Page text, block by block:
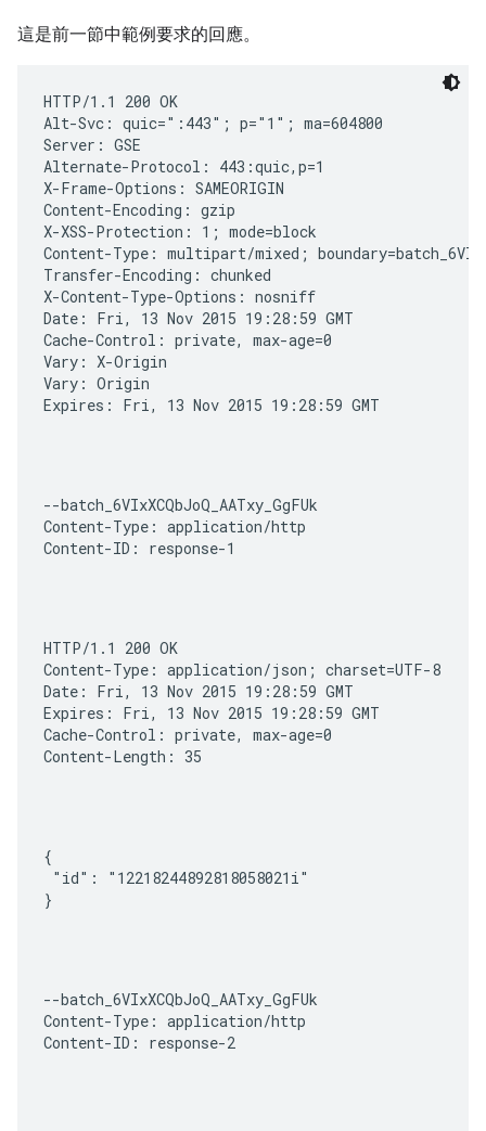
這是前一節中範例要求的回應。
HTTP/1.1 200 OK
Alt-Svc: quic=":443"; p="1"; ma=604800
Server: GSE
Alternate-Protocol: 443:quic,p=1
X-Frame-Options: SAMEORIGIN
Content-Encoding: gzip
X-XSS-Protection: 1; mode=block
Content-Type: multipart/mixed;
Transfer-Encoding: chunked
X-Content-Type-Options: nosniff
Date: Fri, 13 Nov 2015 19:28:59 GMT
Cache-Control: private, max-age=0
Vary: X-Origin
Vary: Origin
Expires: Fri, 13 Nov 2015 19:28:59 GMT
--batch_6VIxXCQbJoQ_AATxy_GgFUk
Content-Type: application/http
Content-ID: response-1
HTTP/1.1 200 OK
Content-Type: application/json; charset=UTF-8
Date: Fri, 13 Nov 2015 19:28:59 GMT
Expires: Fri, 13 Nov 2015 19:28:59 GMT
Cache-Control: private, max-age=0
Content-Length: 35
{
"id": "12218244892818058021i"
}
--batch_6VIxXCQbJoQ_AATxy_GgFUk
Content-Type: application/http
Content-ID: response-2